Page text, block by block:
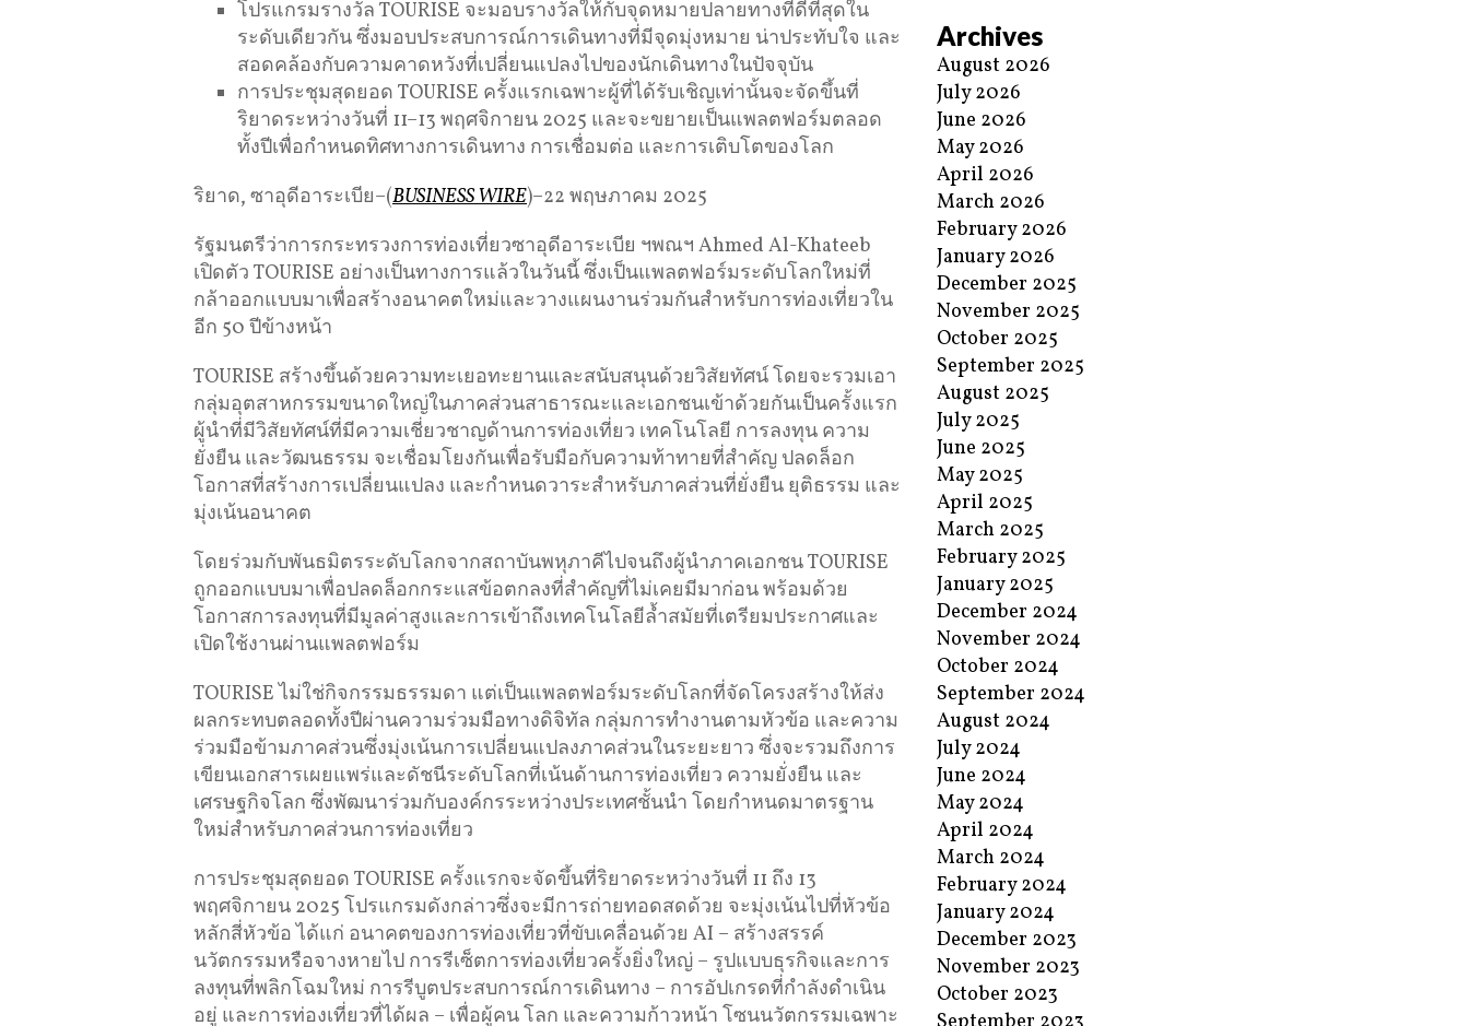
โปรแกรมรางวัล TOURISE จะมอบรางวัลให้กับจุดหมายปลายทางที่ดีที่สุดใน
ระดับเดียวกัน ซึ่งมอบประสบการณ์การเดินทางที่มีจุดมุ่งหมาย น่าประทับใจ และ
สอดคล้องกับความคาดหวังที่เปลี่ยนแปลงไปของนักเดินทางในปัจจุบัน
การประชุมสุดยอด TOURISE ครั้งแรกเฉพาะผู้ที่ได้รับเชิญเท่านั้นจะจัดขึ้นที่
ริยาดระหว่างวันที่ 11–13 พฤศจิกายน 2025 และจะขยายเป็นแพลตฟอร์มตลอด
ทั้งปีเพื่อกำหนดทิศทางการเดินทาง การเชื่อมต่อ และการเติบโตของโลก
ริยาด, ซาอุดีอาระเบีย–(BUSINESS WIRE)–22 พฤษภาคม 2025
รัฐมนตรีว่าการกระทรวงการท่องเที่ยวซาอุดีอาระเบีย ฯพณฯ Ahmed Al-Khateeb
เปิดตัว TOURISE อย่างเป็นทางการแล้วในวันนี้ ซึ่งเป็นแพลตฟอร์มระดับโลกใหม่ที่
กล้าออกแบบมาเพื่อสร้างอนาคตใหม่และวางแผนงานร่วมกันสำหรับการท่องเที่ยวใน
อีก 50 ปีข้างหน้า
TOURISE สร้างขึ้นด้วยความทะเยอทะยานและสนับสนุนด้วยวิสัยทัศน์ โดยจะรวมเอา
กลุ่มอุตสาหกรรมขนาดใหญ่ในภาคส่วนสาธารณะและเอกชนเข้าด้วยกันเป็นครั้งแรก
ผู้นำที่มีวิสัยทัศน์ที่มีความเชี่ยวชาญด้านการท่องเที่ยว เทคโนโลยี การลงทุน ความ
ยั่งยืน และวัฒนธรรม จะเชื่อมโยงกันเพื่อรับมือกับความท้าทายที่สำคัญ ปลดล็อก
โอกาสที่สร้างการเปลี่ยนแปลง และกำหนดวาระสำหรับภาคส่วนที่ยั่งยืน ยุติธรรม และ
มุ่งเน้นอนาคต
โดยร่วมกับพันธมิตรระดับโลกจากสถาบันพหุภาคีไปจนถึงผู้นำภาคเอกชน TOURISE
ถูกออกแบบมาเพื่อปลดล็อกกระแสข้อตกลงที่สำคัญที่ไม่เคยมีมาก่อน พร้อมด้วย
โอกาสการลงทุนที่มีมูลค่าสูงและการเข้าถึงเทคโนโลยีล้ำสมัยที่เตรียมประกาศและ
เปิดใช้งานผ่านแพลตฟอร์ม
TOURISE ไม่ใช่กิจกรรมธรรมดา แต่เป็นแพลตฟอร์มระดับโลกที่จัดโครงสร้างให้ส่ง
ผลกระทบตลอดทั้งปีผ่านความร่วมมือทางดิจิทัล กลุ่มการทำงานตามหัวข้อ และความ
ร่วมมือข้ามภาคส่วนซึ่งมุ่งเน้นการเปลี่ยนแปลงภาคส่วนในระยะยาว ซึ่งจะรวมถึงการ
เขียนเอกสารเผยแพร่และดัชนีระดับโลกที่เน้นด้านการท่องเที่ยว ความยั่งยืน และ
เศรษฐกิจโลก ซึ่งพัฒนาร่วมกับองค์กรระหว่างประเทศชั้นนำ โดยกำหนดมาตรฐาน
ใหม่สำหรับภาคส่วนการท่องเที่ยว
การประชุมสุดยอด TOURISE ครั้งแรกจะจัดขึ้นที่ริยาดระหว่างวันที่ 11 ถึง 13
พฤศจิกายน 2025 โปรแกรมดังกล่าวซึ่งจะมีการถ่ายทอดสดด้วย จะมุ่งเน้นไปที่หัวข้อ
หลักสี่หัวข้อ ได้แก่ อนาคตของการท่องเที่ยวที่ขับเคลื่อนด้วย AI – สร้างสรรค์
นวัตกรรมหรือจางหายไป การรีเซ็ตการท่องเที่ยวครั้งยิ่งใหญ่ – รูปแบบธุรกิจและการ
ลงทุนที่พลิกโฉมใหม่ การรีบูตประสบการณ์การเดินทาง – การอัปเกรดที่กำลังดำเนิน
อยู่ และการท่องเที่ยวที่ได้ผล – เพื่อผู้คน โลก และความก้าวหน้า โซนนวัตกรรมเฉพาะ
Archives
August 2026
July 2026
June 2026
May 2026
April 2026
March 2026
February 2026
January 2026
December 2025
November 2025
October 2025
September 2025
August 2025
July 2025
June 2025
May 2025
April 2025
March 2025
February 2025
January 2025
December 2024
November 2024
October 2024
September 2024
August 2024
July 2024
June 2024
May 2024
April 2024
March 2024
February 2024
January 2024
December 2023
November 2023
October 2023